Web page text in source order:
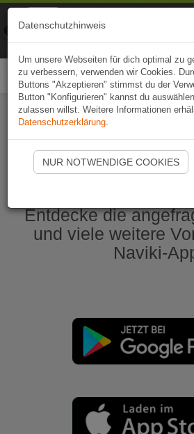
Naviki App jetzt
Entdecke die
und viele weitere
Naviki-
Datenschutzhinweis
Um unsere Webseiten für dich optimal zu
zu verbessern, verwenden wir Cookies.
Buttons "Akzeptieren" stimmst du der
Button "Konfigurieren" kannst du
zulassen willst. Weitere Informationen
Datenschutzerklärung.
NUR NOTWENDIGE COOKIES
Naviki